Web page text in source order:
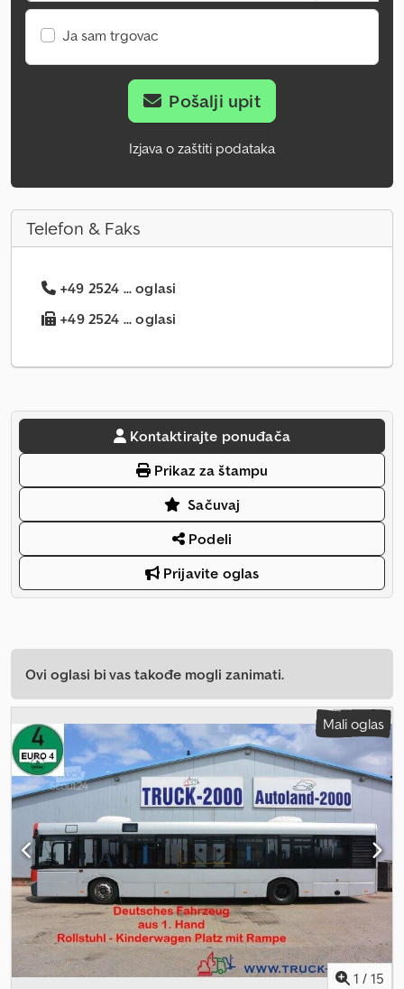
Ja sam trgovac
Pošalji upit
Izjava o zaštiti podataka
Telefon & Faks
+49 2524 ... oglasi
+49 2524 ... oglasi
Kontaktirajte ponuđača
Prikaz za štampu
Sačuvaj
Podeli
Prijavite oglas
Ovi oglasi bi vas takođe mogli zanimati.
Mali oglas
1 / 15